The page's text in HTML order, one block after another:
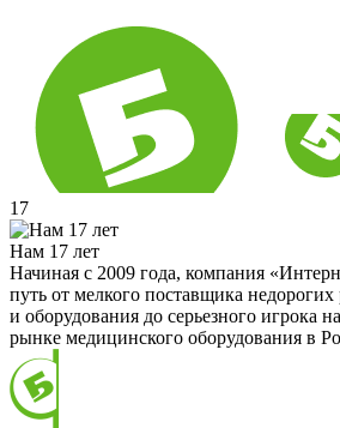
17
Нам 17 лет
Начиная с 2009 года, компания
путь от мелкого поставщика
и оборудования до серьезного игрока
рынке медицинского оборудования в